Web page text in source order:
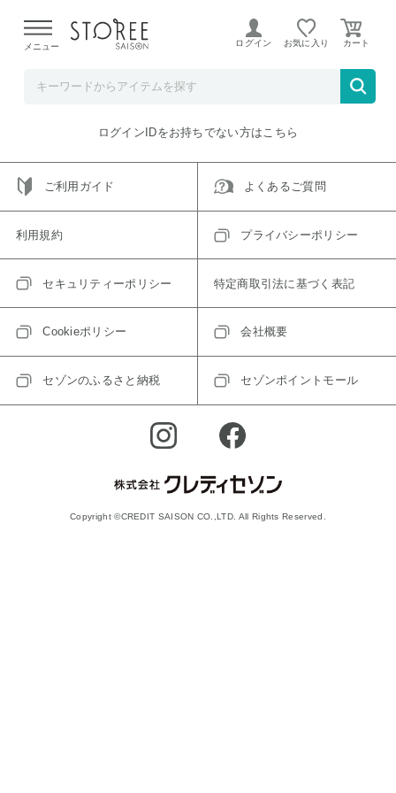
よる配送遅延が発生しております。
メニュー ログイン お気に入り
ご指定のアイテムは取り扱い終了、またはただいま取り扱い
トップへ戻る
ログインIDをお持ちでない方はこちら
ご利用ガイド よくあるご質問
利用規約 プライバシーポリシー
セキュリティーポリシー 特定商取引法に基づく表記
Cookieポリシー 会社概要
セゾンのふるさと納税 セゾンポイントモール
Copyright ©CREDIT SAISON CO.,LTD. All Rights Reserved.